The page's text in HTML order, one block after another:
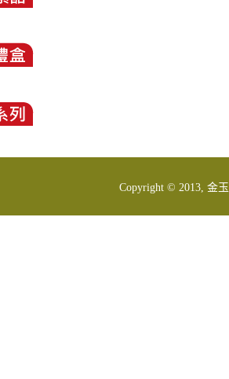
Copyright © 2013, 金